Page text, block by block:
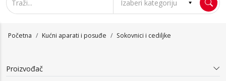
Početna Kućni aparati i posuđe Sokovnici i cediljke
Proizvođač